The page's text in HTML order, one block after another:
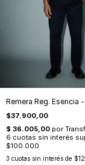
Remera Reg. Esencia
$37.900,00
3 cuotas sin interés de